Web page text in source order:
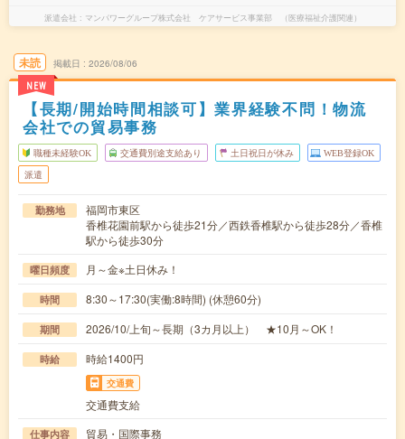
派遣会社 マンパワーグループ株式会社 ケアサービス事業部 （医療福祉介護関連）
未読
NEW
掲載日 2026/08/06
【長期/開始時間相談可】業界経験不問！物流
会社での貿易事務
職種未経験OK 交通費別途支給あり 土日祝日が休み WEB登録OK
派遣
勤務地
福岡市東区
香椎花園前駅から徒歩21分／西鉄香椎駅から徒歩28分／香椎
駅から徒歩30分
曜日頻度 月～金※土日休み！
時間 8:30～17:30(実働:8時間) (休憩60分)
期間 2026/10/上旬～長期（3カ月以上） ★10月～OK！
時給 時給1400円
交通費
交通費支給
仕事内容 貿易・国際事務